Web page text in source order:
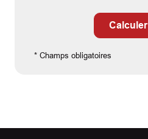
Calculer
* Champs obligatoires